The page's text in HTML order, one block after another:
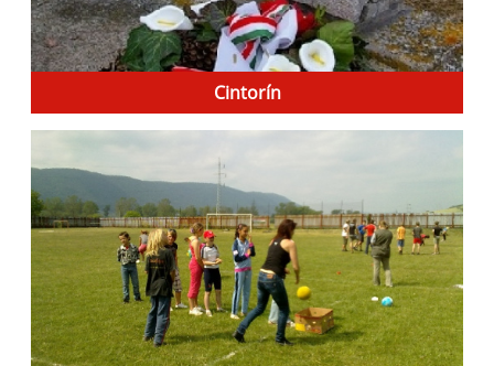
Cintorín